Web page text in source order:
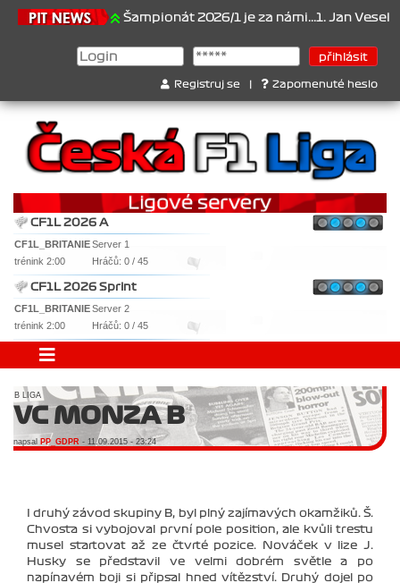
21.6.2026 Šampionát 2026/1 je za námi...1. Jan Veselý ,
Registruj se Zapomenuté heslo
CF1L 2026 A
CF1L_BRITANIEServer 1
trénink 2:00
Hráčů: 0 / 45
CF1L 2026 Sprint
CF1L_BRITANIEServer 2
trénink 2:00
Hráčů: 0 / 45
B LIGA
VC MONZA B
napsal PP_GDPR - 11.09.2015 - 23:24
I druhý závod skupiny B, byl plný zajímavých okamžiků. Š.
Chvosta si vybojoval první pole position, ale kvůli trestu
musel startovat až ze čtvrté pozice. Nováček v lize J.
Husky se představil ve velmi dobrém světle a po
napínavém boji si připsal hned vítězství. Druhý dojel po